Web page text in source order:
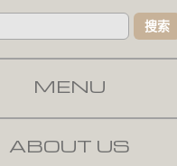
MENU
ABOUT US